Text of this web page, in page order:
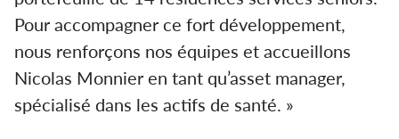
Pour accompagner ce fort développement,
nous renforçons nos équipes et accueillons
Nicolas Monnier en tant qu’asset manager,
spécialisé dans les actifs de santé. »